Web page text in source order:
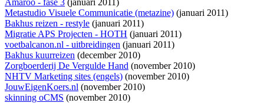
Amaroo - fase 3 (januari 2011)
Metastudio Visuele Communicatie (metazine) (januari 2011)
Bakhus reizen - restyle (januari 2011)
Migratie APS Projecten - HOTH (januari 2011)
voetbalcanon.nl - uitbreidingen (januari 2011)
Bakhus kuurreizen (december 2010)
Zorgboerderij De Vergulde Hand (november 2010)
NHTV Marketing sites (engels) (november 2010)
JouwEigenKoers.nl (november 2010)
skinning oCMS (november 2010)